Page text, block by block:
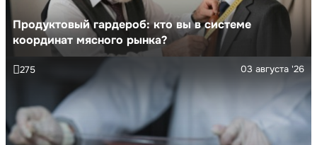
Продуктовый гардероб: кто вы в системе
координат мясного рынка?
03 августа '26
275